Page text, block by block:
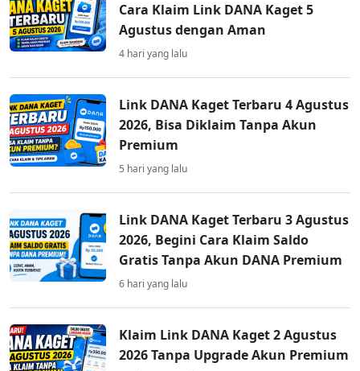
Cara Klaim Link DANA Kaget 5
Agustus dengan Aman
4 hari yang lalu
Link DANA Kaget Terbaru 4 Agustus
2026, Bisa Diklaim Tanpa Akun
Premium
5 hari yang lalu
Link DANA Kaget Terbaru 3 Agustus
2026, Begini Cara Klaim Saldo
Gratis Tanpa Akun DANA Premium
6 hari yang lalu
Klaim Link DANA Kaget 2 Agustus
2026 Tanpa Upgrade Akun Premium